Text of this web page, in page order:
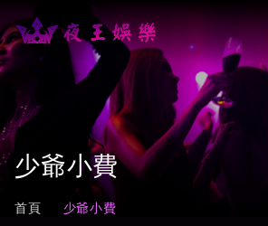
少爺小費
首頁 少爺小費